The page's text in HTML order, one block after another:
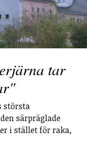
tar
största
särpräglade
i stället för raka,